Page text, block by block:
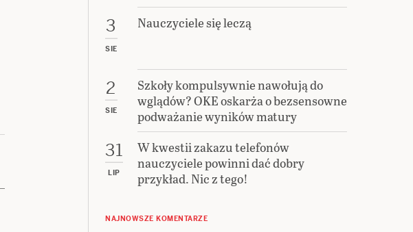
3
SIE
Nauczyciele się leczą
2
SIE
Szkoły kompulsywnie nawołują do
wglądów? OKE oskarża o bezsensowne
podważanie wyników matury
31
LIP
W kwestii zakazu telefonów
nauczyciele powinni dać dobry
przykład. Nic z tego!
NAJNOWSZE KOMENTARZE